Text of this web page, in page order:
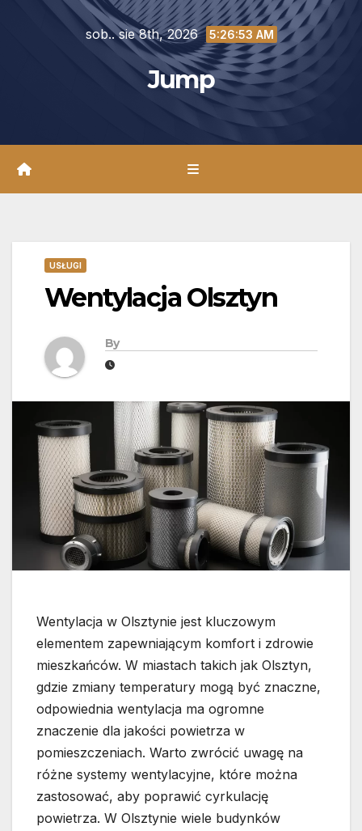
sob.. sie 8th, 2026 5:26:55 AM
Jump
USŁUGI
Wentylacja Olsztyn
By
Wentylacja w Olsztynie jest kluczowym
elementem zapewniającym komfort i zdrowie
mieszkańców. W miastach takich jak Olsztyn,
gdzie zmiany temperatury mogą być znaczne,
odpowiednia wentylacja ma ogromne
znaczenie dla jakości powietrza w
pomieszczeniach. Warto zwrócić uwagę na
różne systemy wentylacyjne, które można
zastosować, aby poprawić cyrkulację
powietrza. W Olsztynie wiele budynków